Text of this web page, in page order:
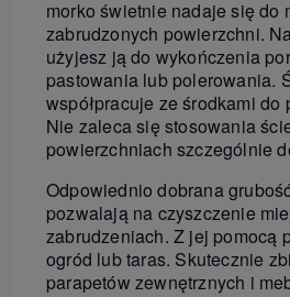
morko świetnie nadaje się do
zabrudzonych powierzchni.
użyjesz ją do wykończenia
pastowania lub polerowania.
współpracuje ze środkami do
Nie zaleca się stosowania
powierzchniach szczególnie
Odpowiednio dobrana
pozwalają na czyszczenie
zabrudzeniach. Z jej pomocą
ogród lub taras. Skutecznie
parapetów zewnętrznych i